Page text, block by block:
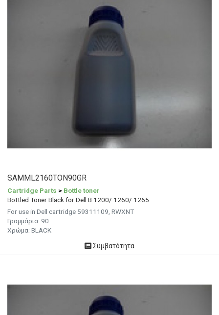
SAMML2160TON90GR
Cartridge Parts > Bottle toner
Bottled Toner Black for Dell B 1200/ 1260/ 1265
For use in Dell cartridge 59311109, RWXNT
Γραμμάρια: 90
Χρώμα: BLACK
Συμβατότητα